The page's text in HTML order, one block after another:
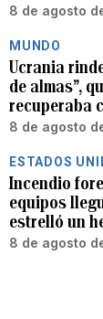
8 de agosto
MUNDO
Ucrania
de almas”,
recuperaba
8 de agosto
ESTADOS
Incendio
equipos
estrelló un
8 de agosto